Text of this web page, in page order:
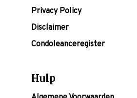
Privacy Policy
Disclaimer
Condoleanceregister
Hulp